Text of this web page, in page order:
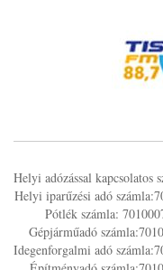
Helyi adózással kapcsolatos
Helyi iparűzési adó
Pótlék számla:
Gépjárműadó
Idegenforgalmi adó